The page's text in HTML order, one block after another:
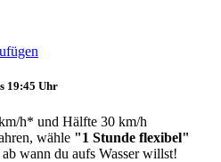
19:45 Uhr
h* und Hälfte 30 km/h
wähle "1 Stunde flexibel"
wann du aufs Wasser willst!